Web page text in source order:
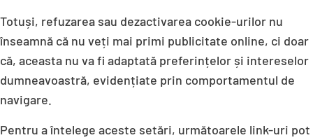
Totuși, refuzarea sau dezactivarea cookie-urilor nu
înseamnă că nu veți mai primi publicitate online, ci doar
că, aceasta nu va fi adaptată preferințelor și intereselor
dumneavoastră, evidențiate prin comportamentul de
navigare.
Pentru a întelege aceste setări, următoarele link-uri pot